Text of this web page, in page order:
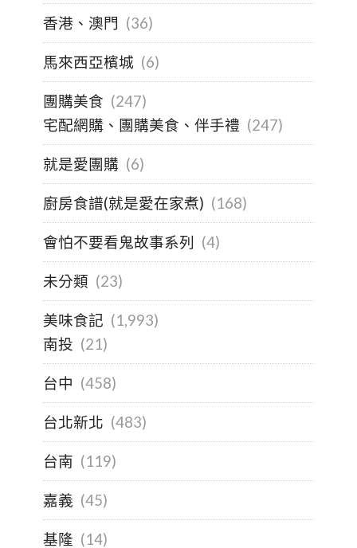
香港、澳門 (36)
馬來西亞檳城 (6)
團購美食 (247)
宅配網購、團購美食、伴手禮 (247)
就是愛團購 (6)
廚房食譜(就是愛在家煮) (168)
會怕不要看鬼故事系列 (4)
未分類 (23)
美味食記 (1,993)
南投 (21)
台中 (458)
台北新北 (483)
台南 (119)
嘉義 (45)
基隆 (14)